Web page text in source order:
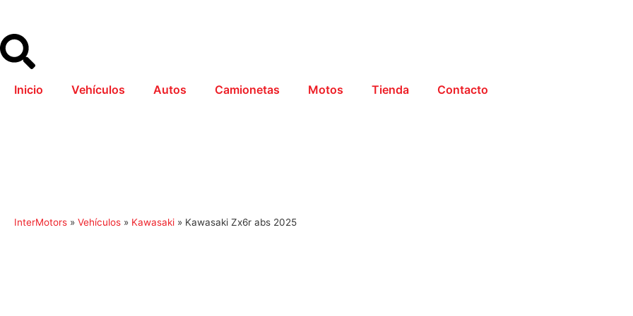
Inicio Vehículos Autos Camionetas Motos Tienda Contacto
InterMotors » Vehículos » Kawasaki » Kawasaki Zx6r abs 2025